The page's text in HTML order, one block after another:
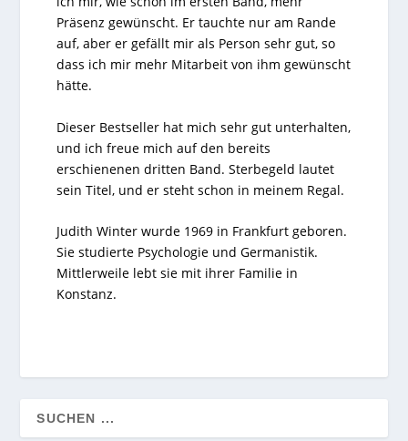
Präsenz gewünscht. Er tauchte nur am Rande
auf, aber er gefällt mir als Person sehr gut, so
dass ich mir mehr Mitarbeit von ihm gewünscht
hätte.
Dieser Bestseller hat mich sehr gut unterhalten,
und ich freue mich auf den bereits
erschienenen dritten Band. Sterbegeld lautet
sein Titel, und er steht schon in meinem Regal.
Judith Winter wurde 1969 in Frankfurt geboren.
Sie studierte Psychologie und Germanistik.
Mittlerweile lebt sie mit ihrer Familie in
Konstanz.